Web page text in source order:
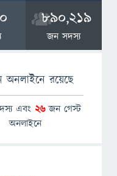
890,219
জন সদস্য
রয়েছে
এবং 26জন গেস্ট
অনলাইনে